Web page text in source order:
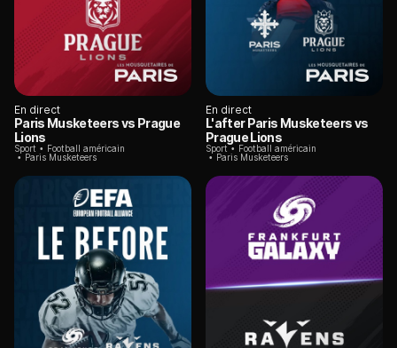
En direct
Paris Musketeers vs Prague
Lions
Sport
Football américain
Paris Musketeers
En direct
L'after Paris Musketeers vs
Prague Lions
Sport
Football américain
Paris Musketeers